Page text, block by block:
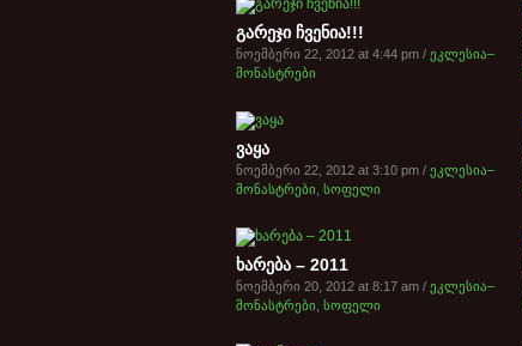
გარეჯი ჩვენია!!!
ნოემბერი 22, 2012 at 4:44 pm / ეკლესია–
მონასტრები
ვაყა
ნოემბერი 22, 2012 at 3:10 pm / ეკლესია–
მონასტრები სოფელი
ხარება – 2011
ნოემბერი 20, 2012 at 8:17 am / ეკლესია–
მონასტრები სოფელი